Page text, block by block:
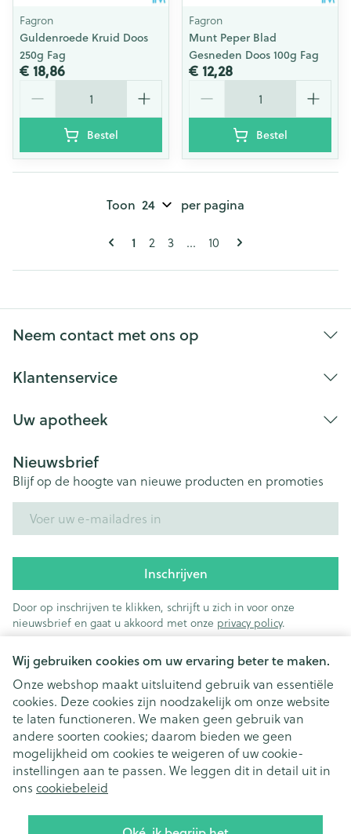
Wij gebruiken cookies om uw ervaring beter te maken.
Onze webshop maakt uitsluitend gebruik van essentiële
cookies. Deze cookies zijn noodzakelijk om onze website
te laten functioneren. We maken geen gebruik van
andere soorten cookies; daarom bieden we geen
mogelijkheid om cookies te weigeren of uw cookie-
instellingen aan te passen. We leggen dit in detail uit in
ons cookiebeleid
Fagron
Guldenroede Kruid Doos
250g Fag
€ 18,86
Bestel
Fagron
Munt Peper Blad
Gesneden Doos 100g Fag
€ 12,28
Bestel
Pagina's
U lees momenteel pagina
1 Pagina
2 Pagina
3 ... Pagina
10
Toon per pagina
Neem contact met ons op
Klantenservice
Uw apotheek
Nieuwsbrief
Blijf op de hoogte van nieuwe producten en promoties
Inschrijven
Door op inschrijven te klikken, schrijft u zich in voor onze
nieuwsbrief en gaat u akkoord met onze privacy policy.
Juridische links